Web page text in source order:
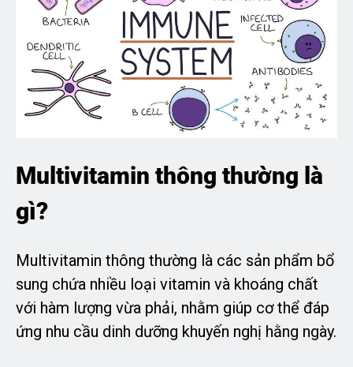
Multivitamin thông thường là
gì?
Multivitamin thông thường là các sản phẩm bổ
sung chứa nhiều loại vitamin và khoáng chất
với hàm lượng vừa phải, nhằm giúp cơ thể đáp
ứng nhu cầu dinh dưỡng khuyến nghị hằng ngày.